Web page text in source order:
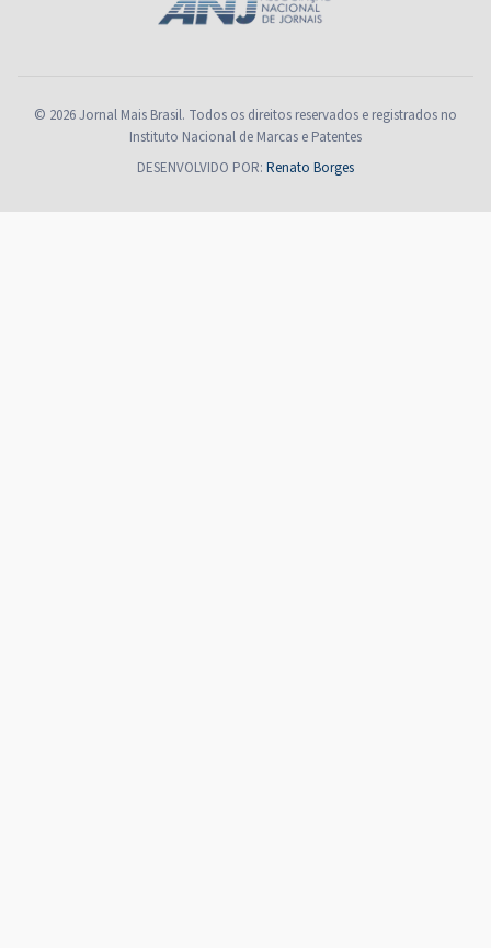
© 2026 Jornal Mais Brasil. Todos os direitos reservados e registrados no
Instituto Nacional de Marcas e Patentes
DESENVOLVIDO POR: Renato Borges